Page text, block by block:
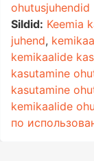
ohutusjuhendid
Sildid: Keemia
juhend,
kemikaalide
kasutamine
kasutamine
kemikaalide
по